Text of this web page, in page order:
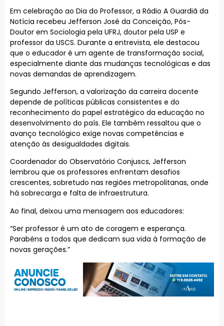
Em celebração ao Dia do Professor, a Rádio A Guardiã da
Notícia recebeu Jefferson José da Conceição, Pós-
Doutor em Sociologia pela UFRJ, doutor pela USP e
professor da USCS. Durante a entrevista, ele destacou
que o educador é um agente de transformação social,
especialmente diante das mudanças tecnológicas e das
novas demandas de aprendizagem.
Segundo Jefferson, a valorização da carreira docente
depende de políticas públicas consistentes e do
reconhecimento do papel estratégico da educação no
desenvolvimento do país. Ele também ressaltou que o
avanço tecnológico exige novas competências e
atenção às desigualdades digitais.
Coordenador do Observatório Conjuscs, Jefferson
lembrou que os professores enfrentam desafios
crescentes, sobretudo nas regiões metropolitanas, onde
há sobrecarga e falta de infraestrutura.
Ao final, deixou uma mensagem aos educadores:
“Ser professor é um ato de coragem e esperança.
Parabéns a todos que dedicam sua vida à formação de
novas gerações.”